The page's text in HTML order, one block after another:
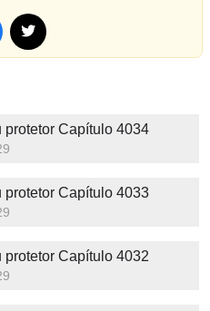
protetorCapítulo 4034
protetorCapítulo 4033
protetorCapítulo 4032